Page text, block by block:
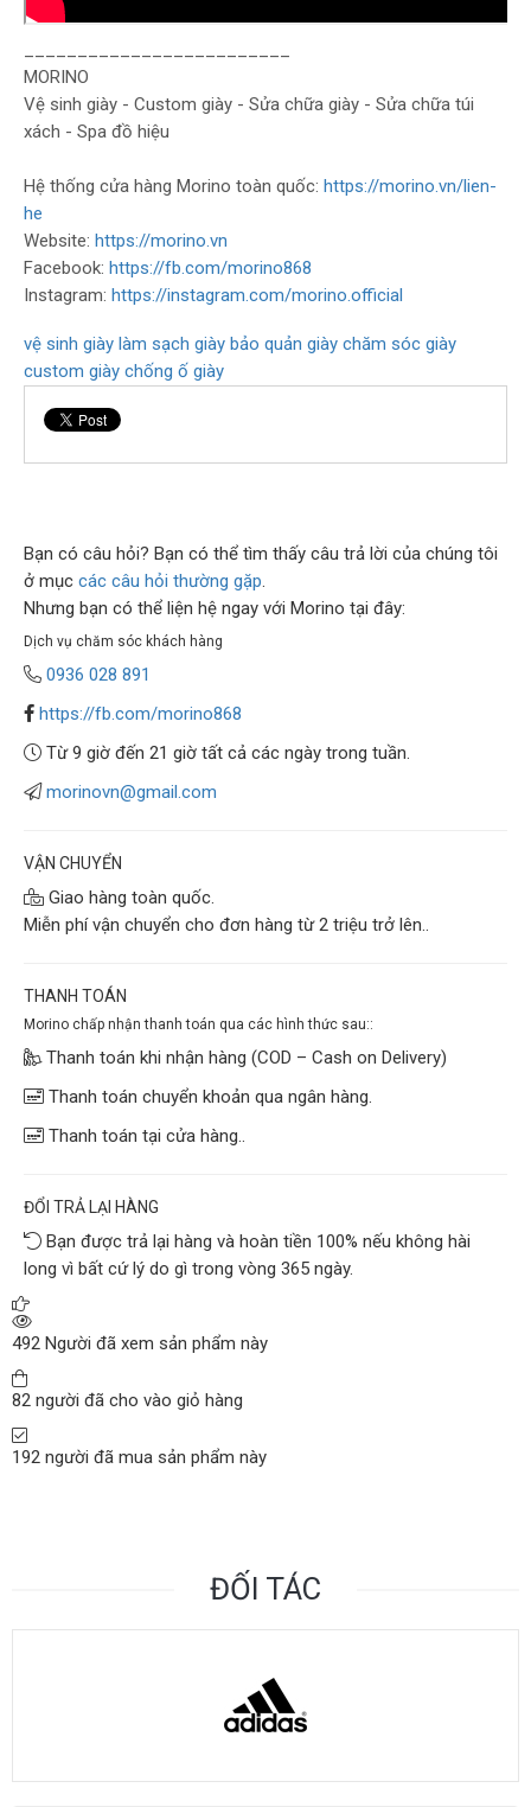
MORINO
Vệ sinh giày - Custom giày - Sửa chữa giày - Sửa chữa túi
xách - Spa đồ hiệu
Hệ thống cửa hàng Morino toàn quốc: https://morino.vn/lien-
he
Website: https://morino.vn
Facebook: https://fb.com/morino868
Instagram: https://instagram.com/morino.official
vệ sinh giày làm sạch giày bảo quản giày chăm sóc giày
custom giày chống ố giày
Bạn có câu hỏi? Bạn có thể tìm thấy câu trả lời của chúng tôi
ở mục các câu hỏi thường gặp.
Nhưng bạn có thể liện hệ ngay với Morino tại đây:
Dịch vụ chăm sóc khách hàng
0936 028 891
https://fb.com/morino868
Từ 9 giờ đến 21 giờ tất cả các ngày trong tuần.
morinovn@gmail.com
VẬN CHUYỂN
Giao hàng toàn quốc.
Miễn phí vận chuyển cho đơn hàng từ 2 triệu trở lên..
THANH TOÁN
Morino chấp nhận thanh toán qua các hình thức sau::
Thanh toán khi nhận hàng (COD – Cash on Delivery)
Thanh toán chuyển khoản qua ngân hàng.
Thanh toán tại cửa hàng..
ĐỔI TRẢ LẠI HÀNG
Bạn được trả lại hàng và hoàn tiền 100% nếu không hài
long vì bất cứ lý do gì trong vòng 365 ngày.
492 Người đã xem sản phẩm này
82 người đã cho vào giỏ hàng
192 người đã mua sản phẩm này
ĐỐI TÁC